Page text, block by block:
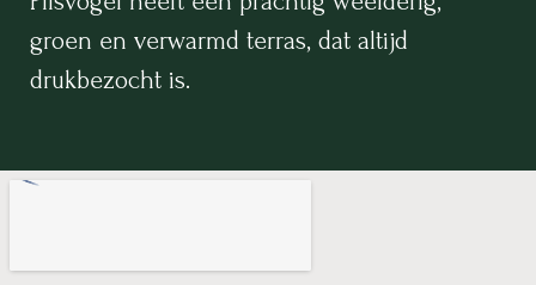
groen en verwarmd terras, dat altijd
drukbezocht is.